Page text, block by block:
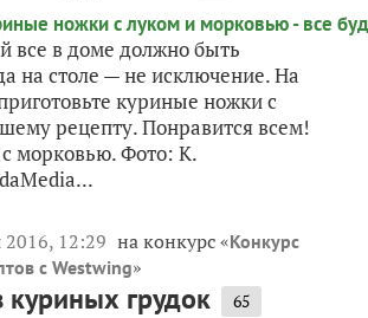
все в доме должно быть
на столе — не исключение. На
куриные ножки с
рецепту. Понравится всем!
морковью. Фото: К.
2016, 12:29 на конкурс «Конкурс
с Westwing»
куриных грудок 65